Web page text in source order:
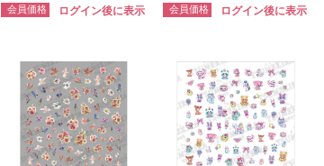
会員価格 ログイン後に表示 会員価格 ログイン後に表示